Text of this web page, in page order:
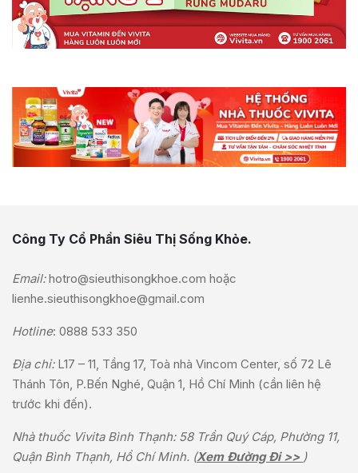
Công Ty Cổ Phần Siêu Thị Sống Khỏe.
Email: hotro@sieuthisongkhoe.com hoặc
lienhe.sieuthisongkhoe@gmail.com
Hotline: 0888 533 350
Địa chỉ: L17 – 11, Tầng 17, Toà nhà Vincom Center, số 72 Lê
Thánh Tôn, P.Bến Nghé, Quận 1, Hồ Chí Minh (cần liên hệ
trước khi đến).
Nhà thuốc Vivita Bình Thạnh: 58 Trần Quý Cáp, Phường 11,
Quận Bình Thạnh, Hồ Chí Minh. (Xem Đường Đi >> )